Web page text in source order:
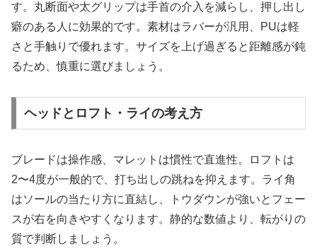
す。丸断面や太グリップは手首の介入を減らし、押し出し
癖のある人に効果的です。素材はラバーが汎用、PUは軽
さと手触りで優れます。サイズを上げ過ぎると距離感が鈍
るため、慎重に選びましょう。
ヘッドとロフト・ライの考え方
ブレードは操作感、マレットは慣性で直進性。ロフトは
2〜4度が一般的で、打ち出しの跳ねを抑えます。ライ角
はソールの当たり方に直結し、トウダウンが強いとフェー
スが右を向きやすくなります。静的な数値より、転がりの
質で判断しましょう。